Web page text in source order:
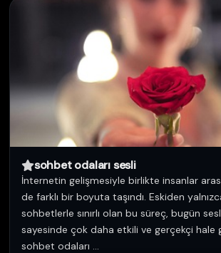
sohbet odaları sesli
İnternetin gelişmesiyle birlikte insanlar
de farklı bir boyuta taşındı. Eskiden
sohbetlerle sınırlı olan bu süreç, bugün
sayesinde çok daha etkili ve gerçekçi hale
sohbet odaları ...